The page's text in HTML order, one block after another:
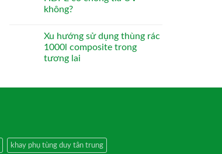
không?
Xu hướng sử dụng thùng rác
1000l composite trong
tương lai
khay phụ tùng duy tân trung